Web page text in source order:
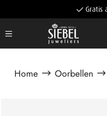
Gratis
Home Oorbellen